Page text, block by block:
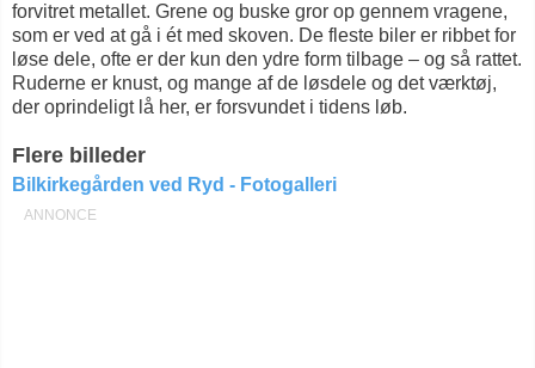
forvitret metallet. Grene og buske gror op gennem vragene,
som er ved at gå i ét med skoven. De fleste biler er ribbet for
løse dele, ofte er der kun den ydre form tilbage – og så rattet.
Ruderne er knust, og mange af de løsdele og det værktøj,
der oprindeligt lå her, er forsvundet i tidens løb.
Flere billeder
Bilkirkegården ved Ryd - Fotogalleri